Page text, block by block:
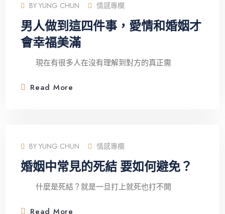
BYYUNG CHUN 情感專欄
男人做到這四件事，愛情和婚姻才
會幸福美滿
現在有很多人在沒有理解到對方的真正需
Read More
BYYUNG CHUN 情感專欄
婚姻中常見的死結 要如何避免？
什麼是死結？就是一旦打上就死也打不開
Read More